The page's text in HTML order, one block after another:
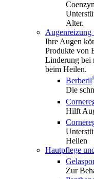
Alter.
Ihre Augen
Produkte von
Linderung bei
beim Heilen.
Berberil
Die
Hilft
Heilen
Hautpflege
Zur